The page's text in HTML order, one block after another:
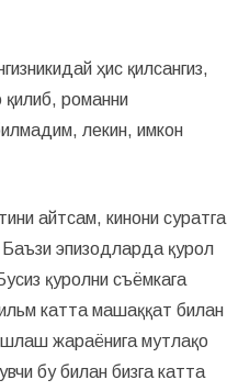
ҳис қилсангиз,
қилиб, романни
лекин, имкон
айтсам, кинони суратга
эпизодларда қурол
қуролни съёмкага
катта машаққат билан
жараёнига мутлақо
бу билан бизга катта